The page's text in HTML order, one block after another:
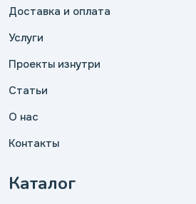
Доставка и оплата
Услуги
Проекты изнутри
Статьи
О нас
Контакты
Каталог